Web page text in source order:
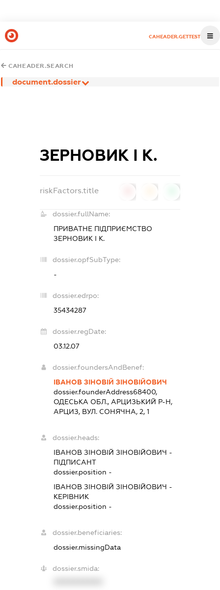
CAHEADER.GETTEST
CAHEADER.SEARCH
document.dossier
ЗЕРНОВИК І К.
riskFactors.title
dossier.fullName:
ПРИВАТНЕ ПІДПРИЄМСТВО
ЗЕРНОВИК І К.
dossier.opfSubType:
-
dossier.edrpo:
35434287
dossier.regDate:
03.12.07
dossier.foundersAndBenef:
ІВАНОВ ЗІНОВІЙ ЗІНОВІЙОВИЧ
dossier.founderAddress68400,
ОДЕСЬКА ОБЛ., АРЦИЗЬКИЙ Р-Н,
АРЦИЗ, ВУЛ. СОНЯЧНА, 2, 1
dossier.heads:
ІВАНОВ ЗІНОВІЙ ЗІНОВІЙОВИЧ -
ПІДПИСАНТ
dossier.position -
ІВАНОВ ЗІНОВІЙ ЗІНОВІЙОВИЧ -
КЕРІВНИК
dossier.position -
dossier.beneficiaries:
dossier.missingData
dossier.smida: